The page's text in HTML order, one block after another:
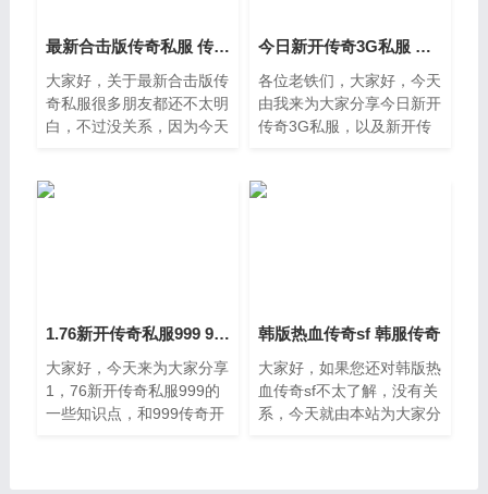
最新合击版传奇私服 传奇合击手游发布网新开服
大家好，关于最新合击版传
奇私服很多朋友都还不太明
白，不过没关系，因为今天
知识点，相信应该可以解决
今日新开传奇3G私服 新开传奇手游发布网站
各位老铁们，大家好，今天
由我来为大家分享今日新开
传奇3G私服，以及新开传
助，如果可以帮助到大家，
1.76新开传奇私服999 999传奇开服
大家好，今天来为大家分享
1，76新开传奇私服999的
一些知识点，和999传奇开
韩版热血传奇sf 韩服传奇
大家好，如果您还对韩版热
血传奇sf不太了解，没有关
系，今天就由本站为大家分